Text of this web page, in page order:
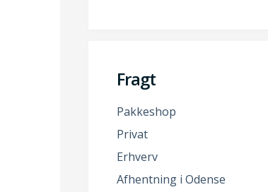
Fragt
Pakkeshop
Privat
Erhverv
Afhentning i Odense